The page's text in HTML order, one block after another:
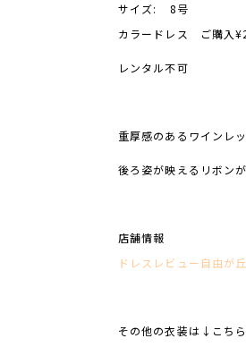
サイズ:
8号
カラードレス ご購
レンタル不可
重厚感のあるワインレ
後ろ姿が映えるリボン
店舗情報
ドレスレビュー自由が丘
その他の衣装は↓こち